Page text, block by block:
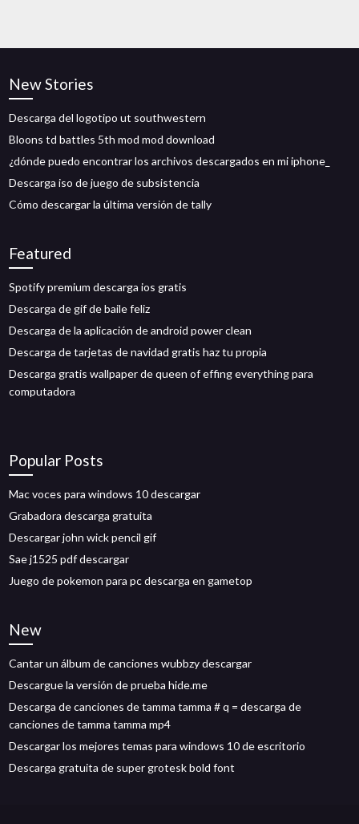
New Stories
Descarga del logotipo ut southwestern
Bloons td battles 5th mod mod download
¿dónde puedo encontrar los archivos descargados en mi iphone_
Descarga iso de juego de subsistencia
Cómo descargar la última versión de tally
Featured
Spotify premium descarga ios gratis
Descarga de gif de baile feliz
Descarga de la aplicación de android power clean
Descarga de tarjetas de navidad gratis haz tu propia
Descarga gratis wallpaper de queen of effing everything para
computadora
Popular Posts
Mac voces para windows 10 descargar
Grabadora descarga gratuita
Descargar john wick pencil gif
Sae j1525 pdf descargar
Juego de pokemon para pc descarga en gametop
New
Cantar un álbum de canciones wubbzy descargar
Descargue la versión de prueba hide.me
Descarga de canciones de tamma tamma # q = descarga de
canciones de tamma tamma mp4
Descargar los mejores temas para windows 10 de escritorio
Descarga gratuita de super grotesk bold font